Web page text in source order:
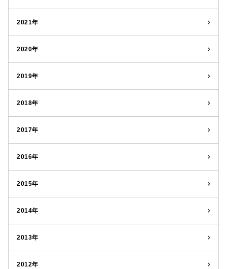
2021年
2020年
2019年
2018年
2017年
2016年
2015年
2014年
2013年
2012年